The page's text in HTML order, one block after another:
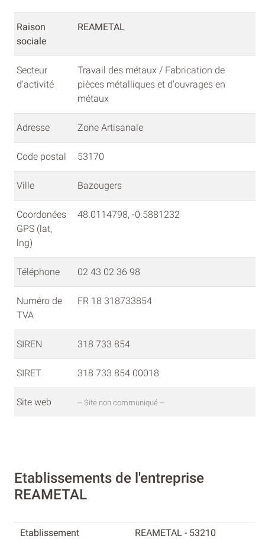
Raison
sociale
REAMETAL
Secteur
d'activité
Travail des métaux / Fabrication de
pièces métalliques et d'ouvrages en
métaux
Adresse Zone Artisanale
Code postal 53170
Ville Bazougers
Coordonées
GPS (lat,
lng)
48.0114798, -0.5881232
Téléphone 02 43 02 36 98
Numéro de
TVA
FR 18 318733854
SIREN 318 733 854
SIRET 318 733 854 00018
Site web -- Site non communiqué --
Etablissements de l'entreprise
REAMETAL
REAMETAL - 53210